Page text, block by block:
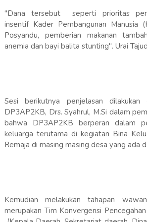
"Dana tersebut seperti prioritas
insentif Kader Pembangunan Manusia
Posyandu, pemberian makanan
anemia dan bayi balita stunting". Urai
Sesi berikutnya penjelasan
DP3AP2KB, Drs. Syahrul, M.Si dalam
bahwa DP3AP2KB berperan dalam
keluarga terutama di kegiatan Bina
Remaja di masing masing desa yang ada
Kemudian melakukan tahapan
merupakan Tim Konvergensi